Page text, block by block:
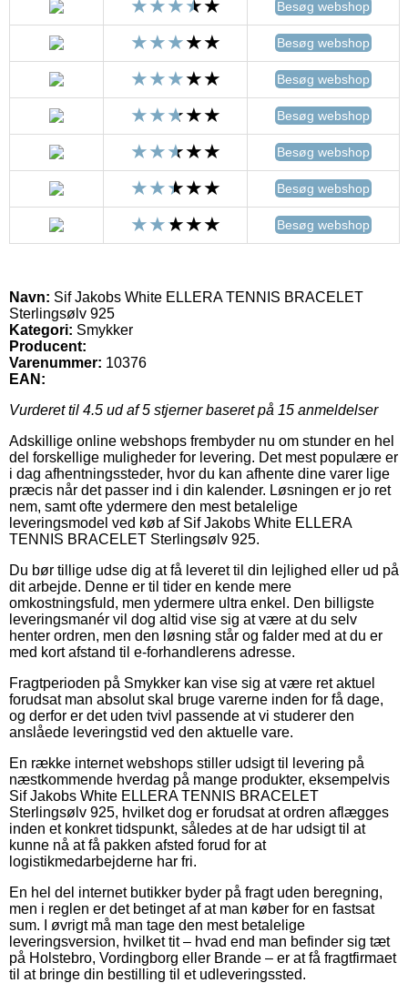
Besøg webshop
Besøg webshop
Besøg webshop
Besøg webshop
Besøg webshop
Besøg webshop
Besøg webshop
Navn: Sif Jakobs White ELLERA TENNIS BRACELET
Sterlingsølv 925
Kategori: Smykker
Producent:
Varenummer: 10376
EAN:
Vurderet til 4.5 ud af 5 stjerner baseret på 15 anmeldelser
Adskillige online webshops frembyder nu om stunder en hel
del forskellige muligheder for levering. Det mest populære er
i dag afhentningssteder, hvor du kan afhente dine varer lige
præcis når det passer ind i din kalender. Løsningen er jo ret
nem, samt ofte ydermere den mest betalelige
leveringsmodel ved køb af Sif Jakobs White ELLERA
TENNIS BRACELET Sterlingsølv 925.
Du bør tillige udse dig at få leveret til din lejlighed eller ud på
dit arbejde. Denne er til tider en kende mere
omkostningsfuld, men ydermere ultra enkel. Den billigste
leveringsmanér vil dog altid vise sig at være at du selv
henter ordren, men den løsning står og falder med at du er
med kort afstand til e-forhandlerens adresse.
Fragtperioden på Smykker kan vise sig at være ret aktuel
forudsat man absolut skal bruge varerne inden for få dage,
og derfor er det uden tvivl passende at vi studerer den
anslåede leveringstid ved den aktuelle vare.
En række internet webshops stiller udsigt til levering på
næstkommende hverdag på mange produkter, eksempelvis
Sif Jakobs White ELLERA TENNIS BRACELET
Sterlingsølv 925, hvilket dog er forudsat at ordren aflægges
inden et konkret tidspunkt, således at de har udsigt til at
kunne nå at få pakken afsted forud for at
logistikmedarbejderne har fri.
En hel del internet butikker byder på fragt uden beregning,
men i reglen er det betinget af at man køber for en fastsat
sum. I øvrigt må man tage den mest betalelige
leveringsversion, hvilket tit – hvad end man befinder sig tæt
på Holstebro, Vordingborg eller Brande – er at få fragtfirmaet
til at bringe din bestilling til et udleveringssted.